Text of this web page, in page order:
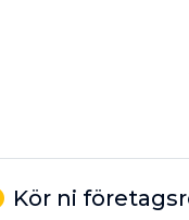
Kör ni